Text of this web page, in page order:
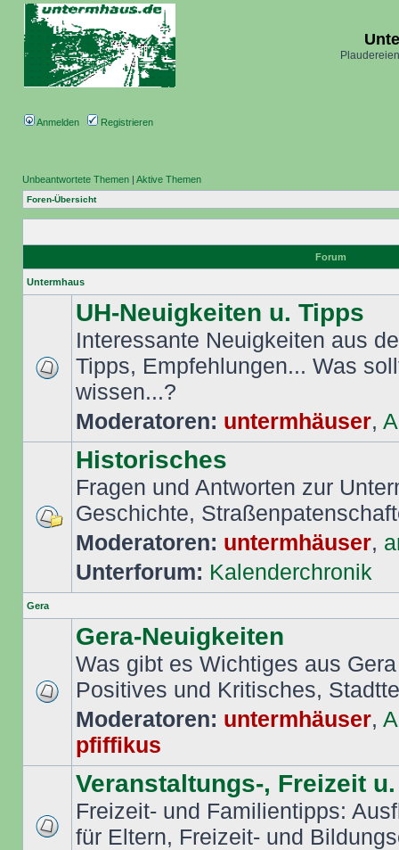
Anmelden Registrieren
Unbeantwortete Themen | Aktive Themen
Foren-Übersicht
Forum
Untermhaus
UH-Neuigkeiten u. Tipps
Interessante Neuigkeiten aus
Tipps, Empfehlungen... Was
wissen...?
Moderatoren: untermhäuser,
Historisches
Fragen und Antworten zur
Geschichte,
Moderatoren: untermhäuser,
Unterforum: Kalenderchronik
Gera
Gera-Neuigkeiten
Was gibt es Wichtiges aus
Positives und Kritisches,
Moderatoren: untermhäuser,
pfiffikus
Veranstaltungs-, Freizeit
Freizeit- und Familientipps:
für Eltern, Freizeit- und